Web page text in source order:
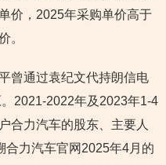
价，2025年采购单价高于
。
曾通过袁纪文代持朗信电
2021-2022年及2023年1-4
合力汽车的股东、主要人
合力汽车官网2025年4月的